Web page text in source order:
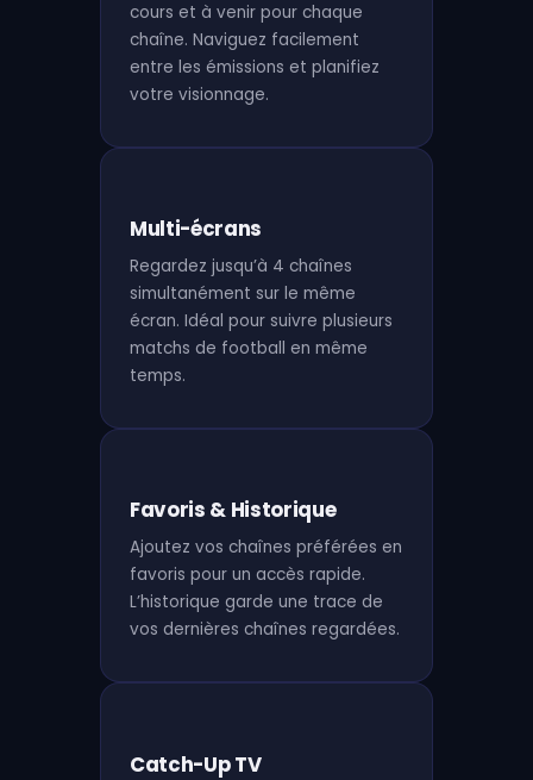
cours et à venir pour chaque
chaîne. Naviguez facilement
entre les émissions et planifiez
votre visionnage.
Multi-écrans
Regardez jusqu’à 4 chaînes
simultanément sur le même
écran. Idéal pour suivre plusieurs
matchs de football en même
temps.
Favoris & Historique
Ajoutez vos chaînes préférées en
favoris pour un accès rapide.
L’historique garde une trace de
vos dernières chaînes regardées.
Catch-Up TV